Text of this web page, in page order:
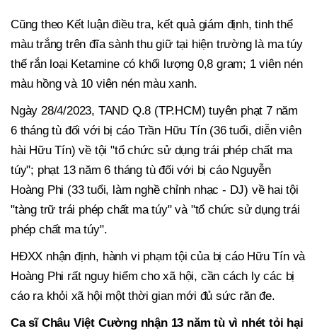
Cũng theo Kết luận điều tra, kết quả giám định, tinh thể
màu trắng trên đĩa sành thu giữ tại hiện trường là ma túy
thể rắn loại Ketamine có khối lượng 0,8 gram; 1 viên nén
màu hồng và 10 viên nén màu xanh.
Ngày 28/4/2023, TAND Q.8 (TP.HCM) tuyên phạt 7 năm
6 tháng tù đối với bị cáo Trần Hữu Tín (36 tuổi, diễn viên
hài Hữu Tín) về tội "tổ chức sử dụng trái phép chất ma
túy"; phạt 13 năm 6 tháng tù đối với bị cáo Nguyễn
Hoàng Phi (33 tuổi, làm nghề chỉnh nhạc - DJ) về hai tội
"tàng trữ trái phép chất ma túy" và "tổ chức sử dụng trái
phép chất ma túy".
HĐXX nhận định, hành vi phạm tội của bị cáo Hữu Tín và
Hoàng Phi rất nguy hiểm cho xã hội, cần cách ly các bị
cáo ra khỏi xã hội một thời gian mới đủ sức răn đe.
Ca sĩ Châu Việt Cường nhận 13 năm tù vì nhét tỏi hại